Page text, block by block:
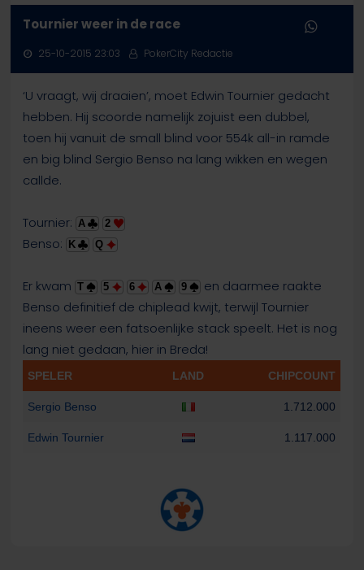
Tournier weer in de race
25-10-2015 23:03 PokerCity Redactie
‘U vraagt, wij draaien’, moet Edwin Tournier gedacht
hebben. Hij scoorde namelijk zojuist een dubbel,
toen hij vanuit de small blind voor 554k all-in ramde
en big blind Sergio Benso na lang wikken en wegen
callde.
Tournier: A 2
Benso: K Q
Er kwam T 5 6 A 9
en daarmee raakte
Benso definitief de chiplead kwijt, terwijl Tournier
ineens weer een fatsoenlijke stack speelt. Het is nog
lang niet gedaan, hier in Breda!
SPELER LAND CHIPCOUNT
Sergio Benso 1.712.000
Edwin Tournier 1.117.000